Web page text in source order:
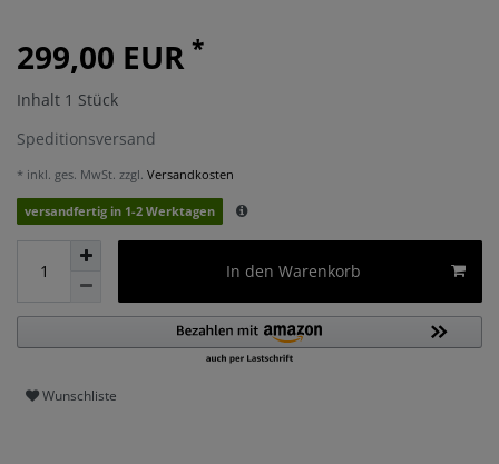
299,00 EUR *
Inhalt 1 Stück
Speditionsversand
* inkl. ges. MwSt. zzgl. Versandkosten
versandfertig in 1-2 Werktagen
In den Warenkorb
Wunschliste